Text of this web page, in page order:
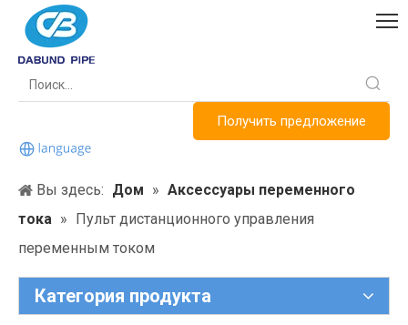
Получить предложение
Вы здесь: Дом » Аксессуары переменного
тока » Пульт дистанционного управления
переменным током
Категория продукта